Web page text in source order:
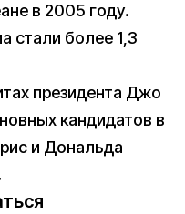
в 2005 году.
стали более 1,3
президента Джо
кандидатов в
и Дональда